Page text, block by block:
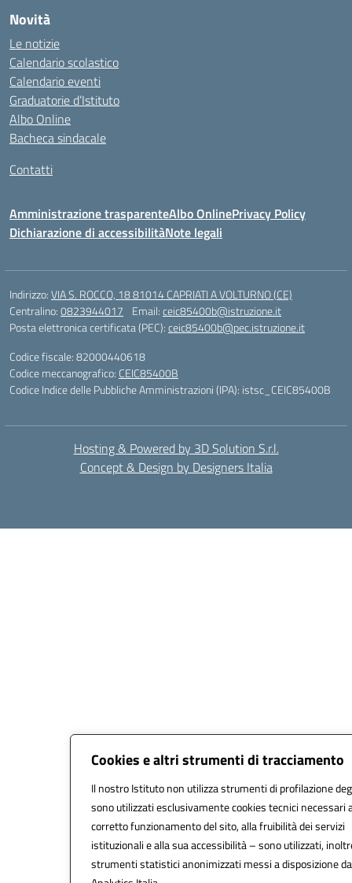
Cookies e altri strumenti di tracciamento
Il nostro Istituto non utilizza strumenti di profilazione
sono utilizzati esclusivamente cookies tecnici necessari
corretto funzionamento del sito, alla fruibilità dei servizi
istituzionali e alla sua accessibilità – sono utilizzati,
strumenti statistici anonimizzati messi a disposizione
Novità
Le notizie
Calendario scolastico
Calendario eventi
Graduatorie d’Istituto
Albo Online
Bacheca sindacale
Contatti
Amministrazione trasparenteAlbo OnlinePrivacy Policy
Dichiarazione di accessibilitàNote legali
Indirizzo:VIA S. ROCCO, 18 81014 CAPRIATI A VOLTURNO (CE)
Centralino:0823944017 Email:ceic85400b@istruzione.it
Posta elettronica certificata (PEC):ceic85400b@pec.istruzione.it
Codice fiscale: 82000440618
Codice meccanografico: CEIC85400B
Codice Indice delle Pubbliche Amministrazioni (IPA): istsc_CEIC85400B
Hosting & Powered by 3D Solution S.r.l.
Concept & Design by Designers Italia